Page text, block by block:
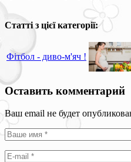
Статті з цієї категорії:
Фітбол - диво-м'яч !
Оставить комментарий
Ваш email не будет